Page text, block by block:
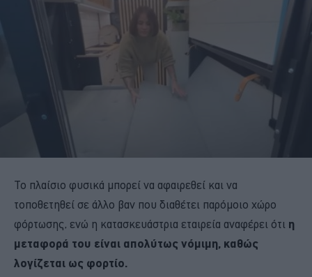
Το πλαίσιο φυσικά μπορεί να αφαιρεθεί και να
τοποθετηθεί σε άλλο βαν που διαθέτει παρόμοιο χώρο
φόρτωσης, ενώ η κατασκευάστρια εταιρεία αναφέρει ότι η
μεταφορά του είναι απολύτως νόμιμη, καθώς
λογίζεται ως φορτίο.